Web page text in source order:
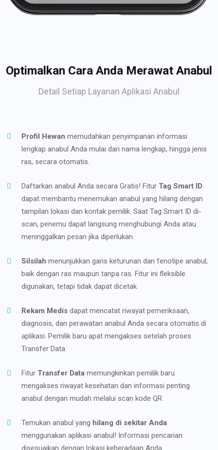
Optimalkan Cara Anda Merawat Anabul
Detail Setiap Layanan Aplikasi Anabul
Profil Hewan memudahkan penyimpanan informasi
lengkap anabul Anda mulai dari nama lengkap, hingga jenis
ras, secara otomatis.
Daftarkan anabul Anda secara Gratis! Fitur Tag Smart ID
dapat membantu menemukan anabul yang hilang dengan
tampilan lokasi dan kontak pemilik. Saat Tag Smart ID di-
scan, penemu dapat langsung menghubungi Anda atau
meninggalkan pesan jika diperlukan.
Silsilah menunjukkan garis keturunan dan fenotipe anabul,
baik dengan ras maupun tanpa ras. Fitur ini fleksible
digunakan, tetapi tidak dapat dicetak.
Rekam Medis dapat mencatat riwayat pemeriksaan,
diagnosis, dan perawatan anabul Anda secara otomatis di
aplikasi. Pemilik baru apat mengakses setelah proses
Transfer Data
Fitur Transfer Data memungkinkan pemilik baru
mengakses riwayat kesehatan dan informasi penting
anabul dengan mudah melalui scan kode QR.
Temukan anabul yang hilang di sekitar Anda
menggunakan aplikasi anabul! Informasi pencarian
disesuaikan dengan lokasi keberadaan Anda.